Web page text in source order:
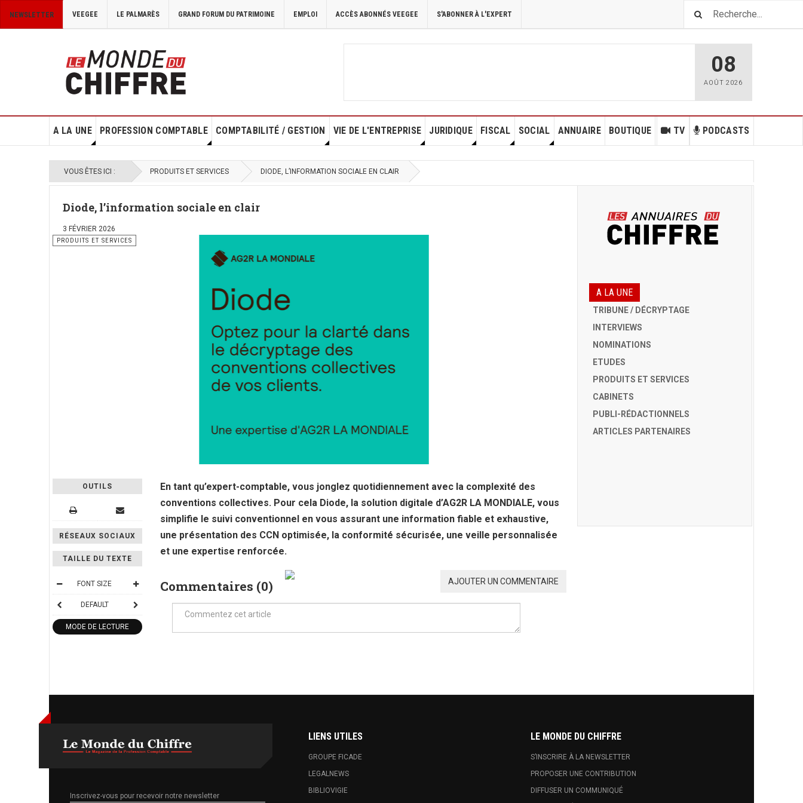
NEWSLETTER VEEGEE LE PALMARÈS GRAND FORUM DU PATRIMOINE EMPLOI ACCÈS ABONNÉS VEEGEE S'ABONNER À L'EXPERT
08
AOÛT 2026
A LA UNE PROFESSION COMPTABLE COMPTABILITÉ / GESTION VIE DE L'ENTREPRISE JURIDIQUE FISCAL SOCIAL ANNUAIRE PODCASTS
TV
BOUTIQUE
VOUS ÊTES ICI : PRODUITS ET SERVICES DIODE, L’INFORMATION SOCIALE EN CLAIR
Diode, l’information sociale en clair
3 FÉVRIER 2026
PRODUITS ET SERVICES
OUTILS
RÉSEAUX SOCIAUX
TAILLE DU TEXTE
FONT SIZE
DEFAULT
MODE DE LECTURE
En tant qu’expert-comptable, vous jonglez quotidiennement avec la complexité des
conventions collectives. Pour cela Diode, la solution digitale d’AG2R LA MONDIALE, vous
simplifie le suivi conventionnel en vous assurant une information fiable et exhaustive,
une présentation des CCN optimisée, la conformité sécurisée, une veille personnalisée
et une expertise renforcée.
Commentaires (0) AJOUTER UN COMMENTAIRE
A LA UNE
TRIBUNE / DÉCRYPTAGE
INTERVIEWS
NOMINATIONS
ETUDES
PRODUITS ET SERVICES
CABINETS
PUBLI-RÉDACTIONNELS
ARTICLES PARTENAIRES
Inscrivez-vous pour recevoir notre newsletter
LIENS UTILES
GROUPE FICADE
LEGALNEWS
BIBLIOVIGIE
LE MONDE DU CHIFFRE
S’INSCRIRE À LA NEWSLETTER
PROPOSER UNE CONTRIBUTION
DIFFUSER UN COMMUNIQUÉ